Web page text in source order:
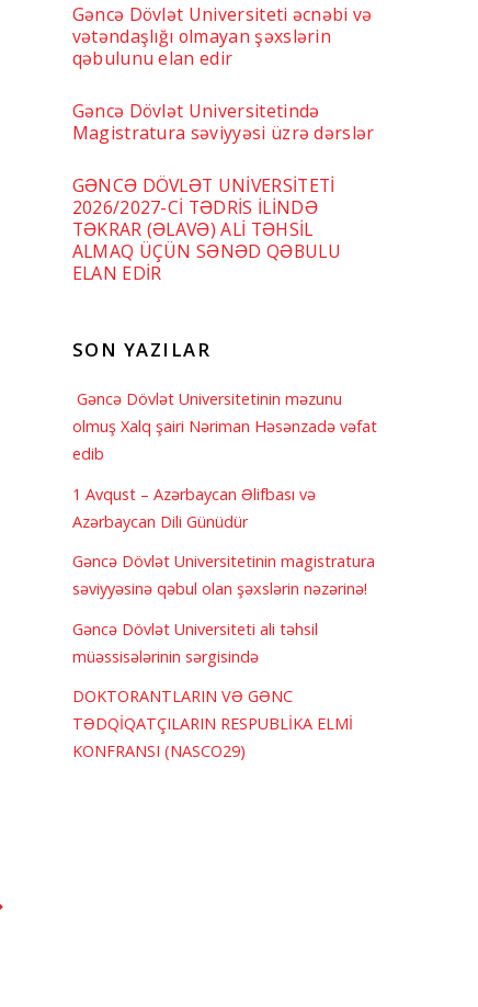
Gəncə Dövlət Universiteti əcnəbi və
vətəndaşlığı olmayan şəxslərin
qəbulunu elan edir
Gəncə Dövlət Universitetində
Magistratura səviyyəsi üzrə dərslər
GƏNCƏ DÖVLƏT UNİVERSİTETİ
2026/2027-Cİ TƏDRİS İLİNDƏ
TƏKRAR (ƏLAVƏ) ALİ TƏHSİL
ALMAQ ÜÇÜN SƏNƏD QƏBULU
ELAN EDİR
SON YAZILAR
Gəncə Dövlət Universitetinin məzunu
olmuş Xalq şairi Nəriman Həsənzadə vəfat
edib
1 Avqust – Azərbaycan Əlifbası və
Azərbaycan Dili Günüdür
Gəncə Dövlət Universitetinin magistratura
səviyyəsinə qəbul olan şəxslərin nəzərinə!
Gəncə Dövlət Universiteti ali təhsil
müəssisələrinin sərgisində
DOKTORANTLARIN VƏ GƏNC
TƏDQİQATÇILARIN RESPUBLİKA ELMİ
KONFRANSI (NASCO29)